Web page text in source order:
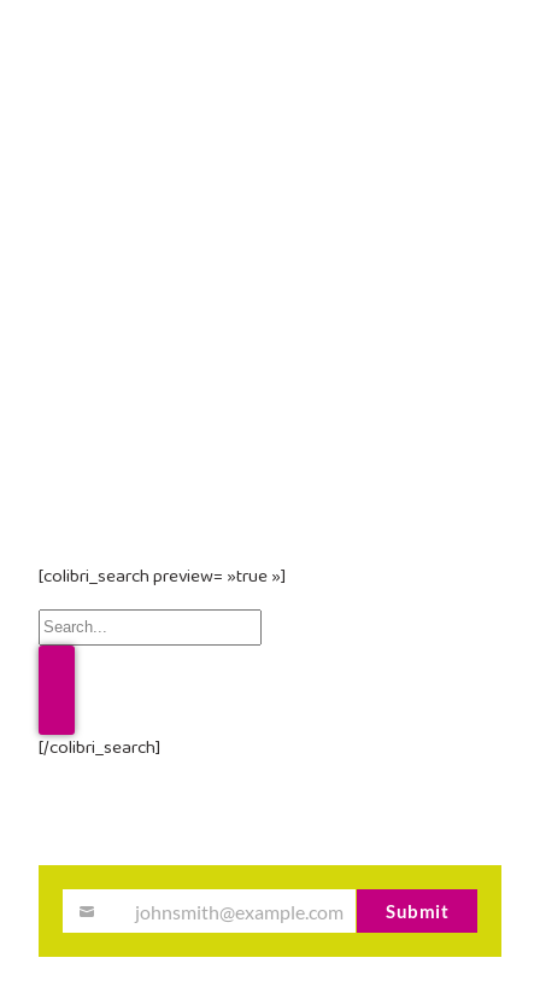
[colibri_search preview= »true »]
[/colibri_search]
Your
email
johnsmith@example.com Submit